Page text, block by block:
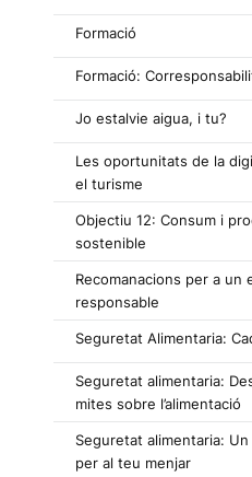
Formació
Formació:
Jo estalvie aigua, i tu?
Les oportunitats de la
el turisme
Objectiu 12: Consum i
sostenible
Recomanacions per a un
responsable
Seguretat Alimentaria:
Seguretat alimentaria:
mites sobre l’alimentació
Seguretat alimentaria:
per al teu menjar